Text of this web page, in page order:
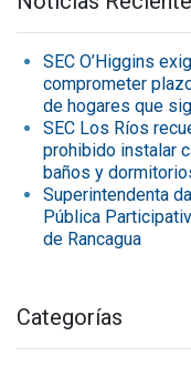
SEC O’Higgins
comprometer
de hogares que
SEC Los Ríos
prohibido instalar
baños y
Superintendenta
Pública
de Rancagua
Categorías